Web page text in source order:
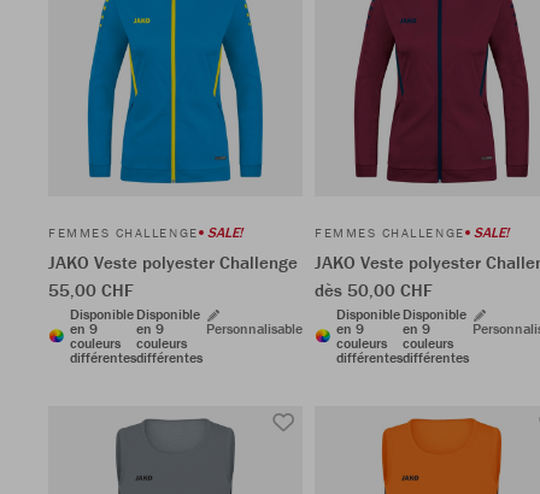
FEMMES CHALLENGE SALE!
JAKO Veste polyester Challenge
55,00 CHF
Disponible
en 9
couleurs
différentes
Disponible
en 9
couleurs
différentes
Personnalisable
FEMMES CHALLENGE SALE!
JAKO Veste polyester
dès 50,00 CHF
Disponible
en 9
couleurs
différentes
Disponible
en 9
couleurs
différentes